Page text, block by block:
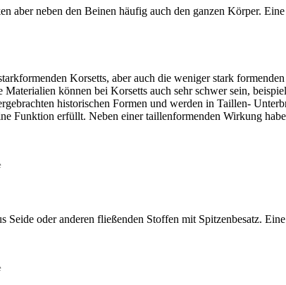
aber neben den Beinen häufig auch den ganzen Körper.
Korsetts, aber auch die weniger stark
können bei Korsetts auch sehr schwer sein,
historischen Formen und werden in Taillen-
Funktion erfüllt. Neben einer taillenformenden Wirkung
oder anderen fließenden Stoffen mit Spitzenbesatz.